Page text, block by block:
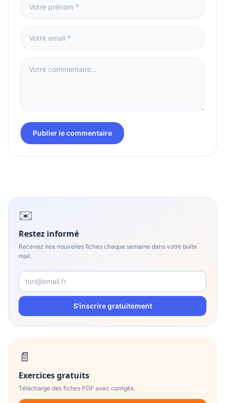
Publier le commentaire
✉️
Restez informé
Recevez nos nouvelles fiches chaque semaine dans votre boîte
mail.
S'inscrire gratuitement
📄
Exercices gratuits
Télécharge des fiches PDF avec corrigés.